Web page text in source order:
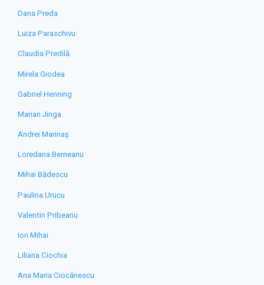
Dana Preda
Luiza Paraschivu
Claudia Predilă
Mirela Giodea
Gabriel Henning
Marian Jinga
Andrei Marinaș
Loredana Berneanu
Mihai Bădescu
Paulina Urucu
Valentin Pribeanu
Ion Mihai
Liliana Ciochia
Ana Maria Ciocănescu